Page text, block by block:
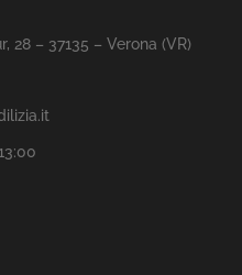
28 – 37135 – Verona (VR)